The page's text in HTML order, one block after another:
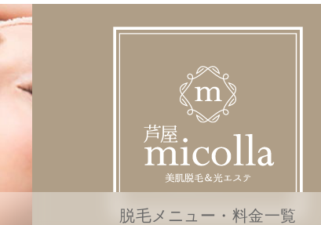
脱毛メニュー・料金一覧